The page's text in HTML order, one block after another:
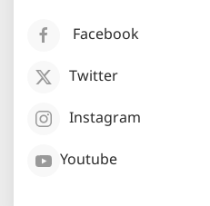
Facebook
Twitter
Instagram
Youtube